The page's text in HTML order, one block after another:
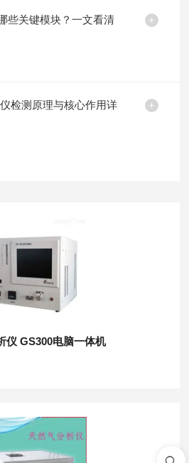
些关键模块？一文看清
检测原理与核心作用详
仪 GS300电脑一体机